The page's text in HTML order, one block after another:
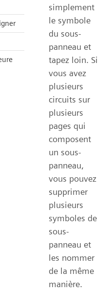
simplement
le symbole
du sous-
panneau et
tapez loin. Si
vous avez
plusieurs
circuits sur
plusieurs
pages qui
composent
un sous-
panneau,
vous pouvez
supprimer
plusieurs
symboles de
sous-
panneau et
les nommer
de la même
manière.